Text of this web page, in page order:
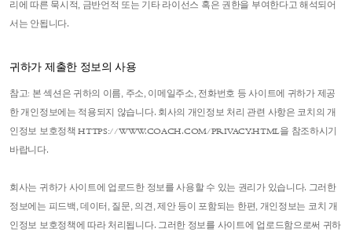
리에 따른 묵시적, 금반언적 또는 기타 라이선스 혹은 권한을 부여한다고 해석되어
서는 안됩니다.
귀하가 제출한 정보의 사용
참고: 본 섹션은 귀하의 이름, 주소, 이메일주소, 전화번호 등 사이트에 귀하가 제공
한 개인정보에는 적용되지 않습니다. 회사의 개인정보 처리 관련 사항은 코치의 개
인정보 보호정책 HTTPS://WWW.COACH.COM/PRIVACY.HTML을 참조하시기
바랍니다.
회사는 귀하가 사이트에 업로드한 정보를 사용할 수 있는 권리가 있습니다. 그러한
정보에는 피드백, 데이터, 질문, 의견, 제안 등이 포함되는 한편, 개인정보는 코치 개
인정보 보호정책에 따라 처리됩니다. 그러한 정보를 사이트에 업로드함으로써 귀하